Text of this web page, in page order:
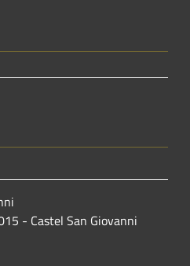
- Castel San Giovanni